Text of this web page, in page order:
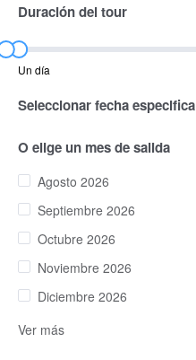
Duración del tour
Un día
Seleccionar fecha especifica
O elige un mes de salida
Agosto 2026
Septiembre 2026
Octubre 2026
Noviembre 2026
Diciembre 2026
Ver más